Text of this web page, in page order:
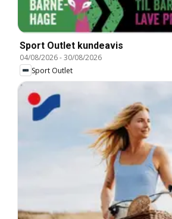
Sport Outlet kundeavis
04/08/2026-30/08/2026
Sport Outlet